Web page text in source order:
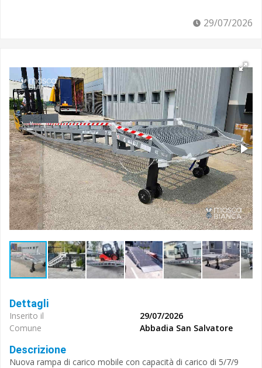
29/07/2026
Dettagli
Inserito il
29/07/2026
Comune
Abbadia San Salvatore
Descrizione
Nuova rampa di carico mobile con capacità di carico di 5/7/9